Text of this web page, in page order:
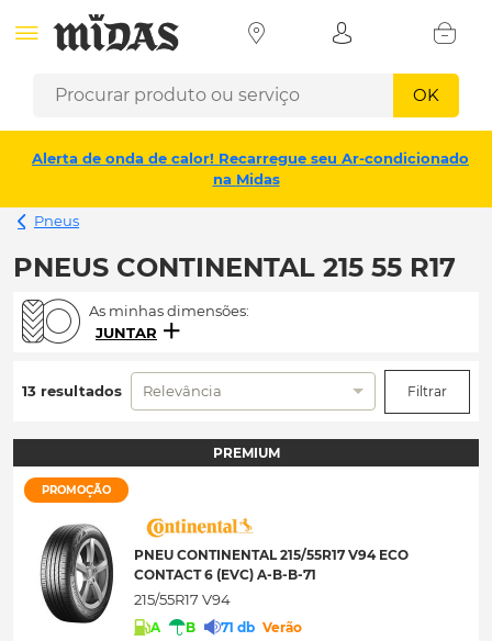
OK
Alerta de onda de calor! Recarregue seu Ar-condicionado
na Midas
Pneus
PNEUS CONTINENTAL 215 55 R17
As minhas dimensões:
JUNTAR
13 resultados Relevância Filtrar
PREMIUM
PROMOÇÃO
PNEU CONTINENTAL 215/55R17 V94 ECO
CONTACT 6 (EVC) A-B-B-71
215/55R17 V94
A B 71 db Verão